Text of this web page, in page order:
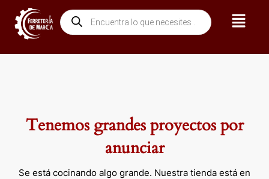
contenido
Búsqueda
de
productos
Menú
Tenemos grandes proyectos por
anunciar
Se está cocinando algo grande. Nuestra tienda está en